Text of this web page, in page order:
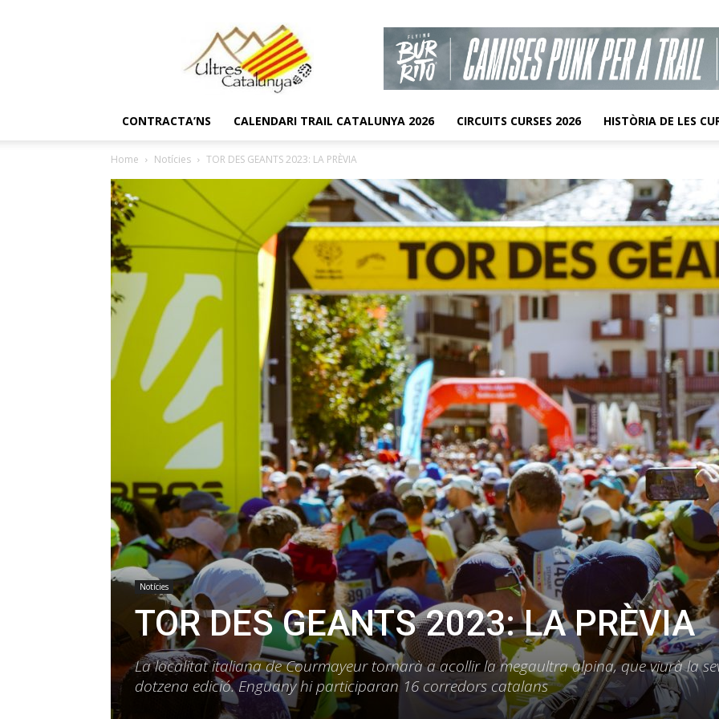
CONTRACTA’NS CALENDARI TRAIL CATALUNYA 2026 CIRCUITS CURSES 2026 HISTÒRIA DE LES
Home Notícies TOR DES GEANTS 2023: LA PRÈVIA
Notícies
TOR DES GEANTS 2023: LA PRÈVIA
La localitat italiana de Courmayeur tornarà a acollir la megaultra alpina, que viurà la
dotzena edició. Enguany hi participaran 16 corredors catalans